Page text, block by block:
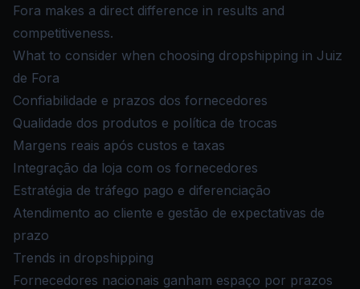
Fora makes a direct difference in results and
competitiveness.
What to consider when choosing dropshipping in Juiz
de Fora
Confiabilidade e prazos dos fornecedores
Qualidade dos produtos e política de trocas
Margens reais após custos e taxas
Integração da loja com os fornecedores
Estratégia de tráfego pago e diferenciação
Atendimento ao cliente e gestão de expectativas de
prazo
Trends in dropshipping
Fornecedores nacionais ganham espaço por prazos